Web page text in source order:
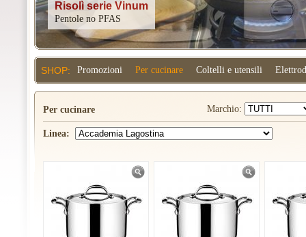
Kitchenaid
SHOP: Promozioni Per cucinare Coltelli e utensili
Per cucinare Marchio:
Linea: